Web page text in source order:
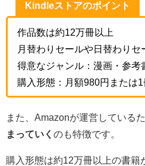
Kindleストアのポイント
作品数は約12万冊以上
月替わりセールや日替わりセ
得意なジャンル：漫画・参考
購入形態：月額980円または1
また、Amazonが運営しているた
まっていく のも特徴です。
購入形態は約12万冊以上の書籍